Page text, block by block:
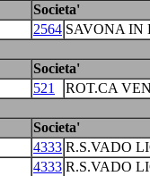
Societa'
2564 SAVONA IN
Societa'
521
ROT.CA
Societa'
4333 R.S.VADO
4333 R.S.VADO